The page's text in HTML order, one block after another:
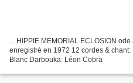
... HIPPIE MEMORIAL ECLOSION
enregistré en 1972 12 cordes &
Blanc Darbouka: Léon Cobra